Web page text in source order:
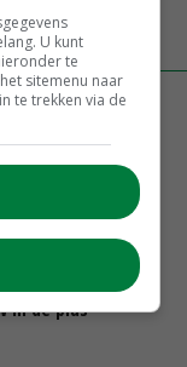
de plus
in de plus
U kunt
te
sitemenu naar
te trekken via de